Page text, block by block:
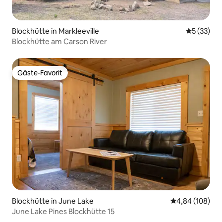
Blockhütte in Markleeville
5 (33)
Blockhütte am Carson River
Gäste-Favorit
Gäste-Favorit
Blockhütte in June Lake
4,84 (108)
June Lake Pines Blockhütte 15